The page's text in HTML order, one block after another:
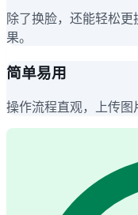
除了换脸，还能轻松
果。
简单易用
操作流程直观，上传图